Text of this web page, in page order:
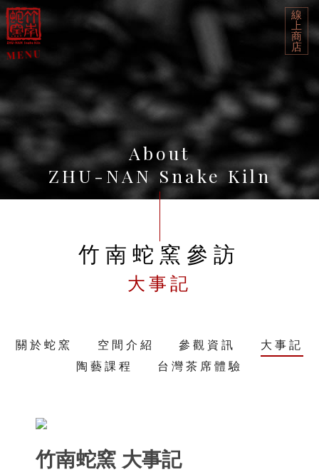
線
上
商
店
About
ZHU-NAN Snake Kiln
竹南蛇窯參訪
大事記
關於蛇窯 空間介紹 參觀資訊
大事記
陶藝課程
台灣茶席體驗
竹南蛇窯 大事記